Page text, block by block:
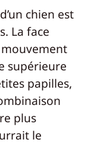
chien est
La face
supérieure
papilles,
plus
le